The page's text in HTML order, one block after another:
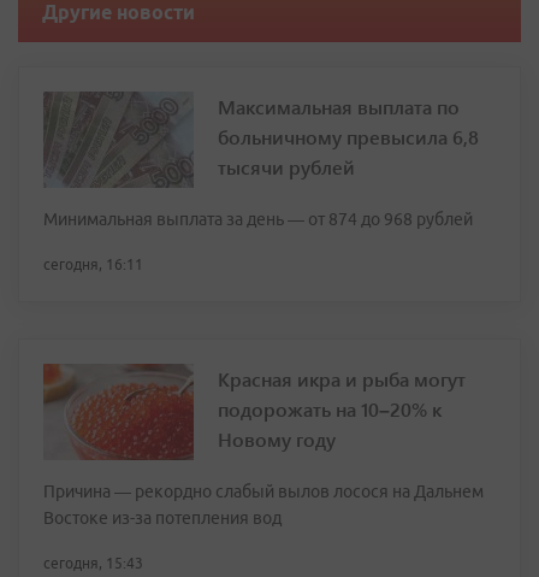
Другие новости
Максимальная выплата по
больничному превысила 6,8
тысячи рублей
Минимальная выплата за день — от 874 до 968 рублей
сегодня, 16:11
Красная икра и рыба могут
подорожать на 10–20% к
Новому году
Причина — рекордно слабый вылов лосося на Дальнем
Востоке из-за потепления вод
сегодня, 15:43